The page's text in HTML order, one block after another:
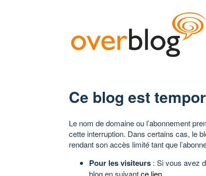
Ce blog est
Le nom de domaine ou l’abonnement
cette interruption. Dans certains cas, le
rendant son accès limité tant que
Pour les visiteurs : Si vous avez
blog en suivantce lien.